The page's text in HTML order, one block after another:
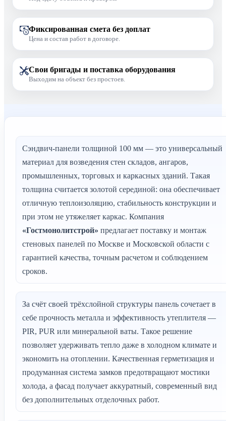
Фиксированная смета без доплат
Цена и состав работ в договоре.
Свои бригады и поставка оборудования
Выходим на объект без простоев.
Сэндвич-панели толщиной 100 мм — это универсальный
материал для возведения стен складов, ангаров,
промышленных, торговых и каркасных зданий. Такая
толщина считается золотой серединой: она обеспечивает
отличную теплоизоляцию, стабильность конструкции и
при этом не утяжеляет каркас. Компания
«Гостмонолитстрой» предлагает поставку и монтаж
стеновых панелей по Москве и Московской области с
гарантией качества, точным расчетом и соблюдением
сроков.
За счёт своей трёхслойной структуры панель сочетает в
себе прочность металла и эффективность утеплителя —
PIR, PUR или минеральной ваты. Такое решение
позволяет удерживать тепло даже в холодном климате и
экономить на отоплении. Качественная герметизация и
продуманная система замков предотвращают мостики
холода, а фасад получает аккуратный, современный вид
без дополнительных отделочных работ.